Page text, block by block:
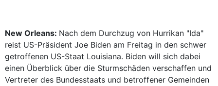
New Orleans: Nach dem Durchzug von Hurrikan "Ida"
reist US-Präsident Joe Biden am Freitag in den schwer
getroffenen US-Staat Louisiana. Biden will sich dabei
einen Überblick über die Sturmschäden verschaffen und
Vertreter des Bundesstaats und betroffener Gemeinden